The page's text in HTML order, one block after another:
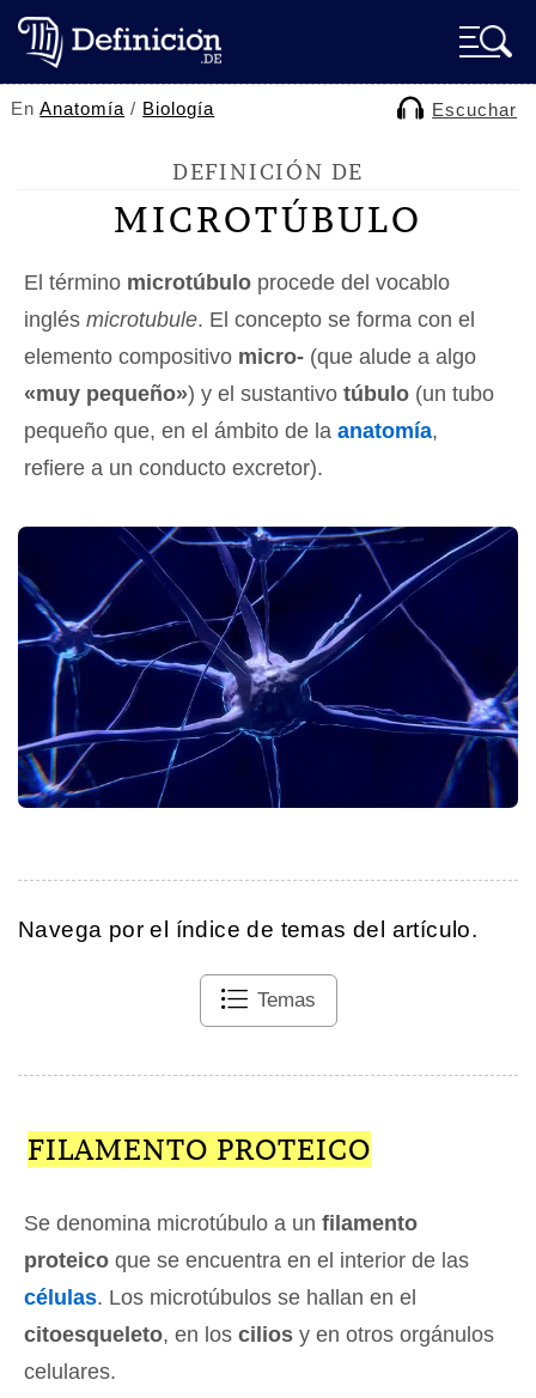
EnAnatomía / Biología Escuchar
DEFINICIÓN DE
MICROTÚBULO
El término microtúbulo procede del vocablo
inglés microtubule. El concepto se forma con el
elemento compositivo micro- (que alude a algo
«muy pequeño») y el sustantivo túbulo (un tubo
pequeño que, en el ámbito de la anatomía,
refiere a un conducto excretor).
Navega por el índice de temas del artículo.
Temas
FILAMENTO PROTEICO
Se denomina microtúbulo a un filamento
proteico que se encuentra en el interior de las
células. Los microtúbulos se hallan en el
citoesqueleto, en los cilios y en otros orgánulos
celulares.